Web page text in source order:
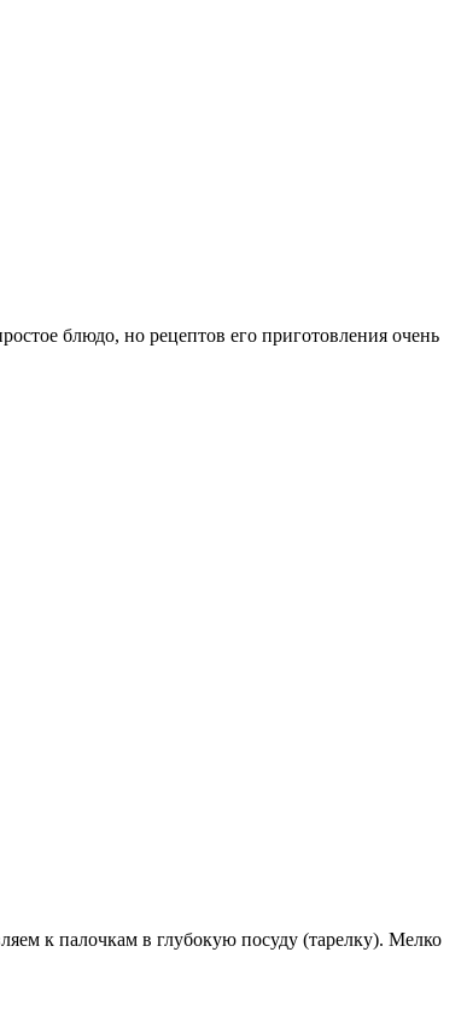
блюдо, но рецептов его приготовления очень
к палочкам в глубокую посуду (тарелку). Мелко